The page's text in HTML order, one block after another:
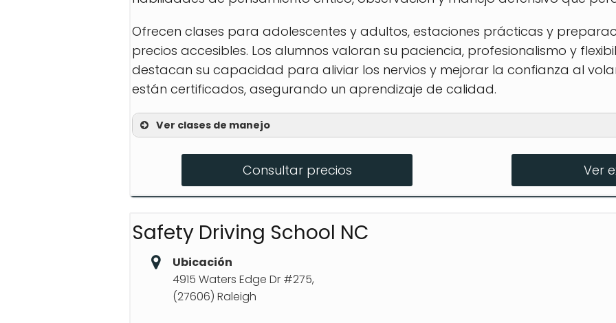
Ofrecen clases para adolescentes y adultos, estaciones prácticas y
precios accesibles. Los alumnos valoran su paciencia, profesionalismo y
destacan su capacidad para aliviar los nervios y mejorar la confianza al
están certificados, asegurando un aprendizaje de calidad.
Ver clases de manejo
Preparación para examen NCDMV
Manejo Defensivo
Consultar precios Ver
Safety Driving School NC
Ubicación
4915 Waters Edge Dr #275,
(27606) Raleigh